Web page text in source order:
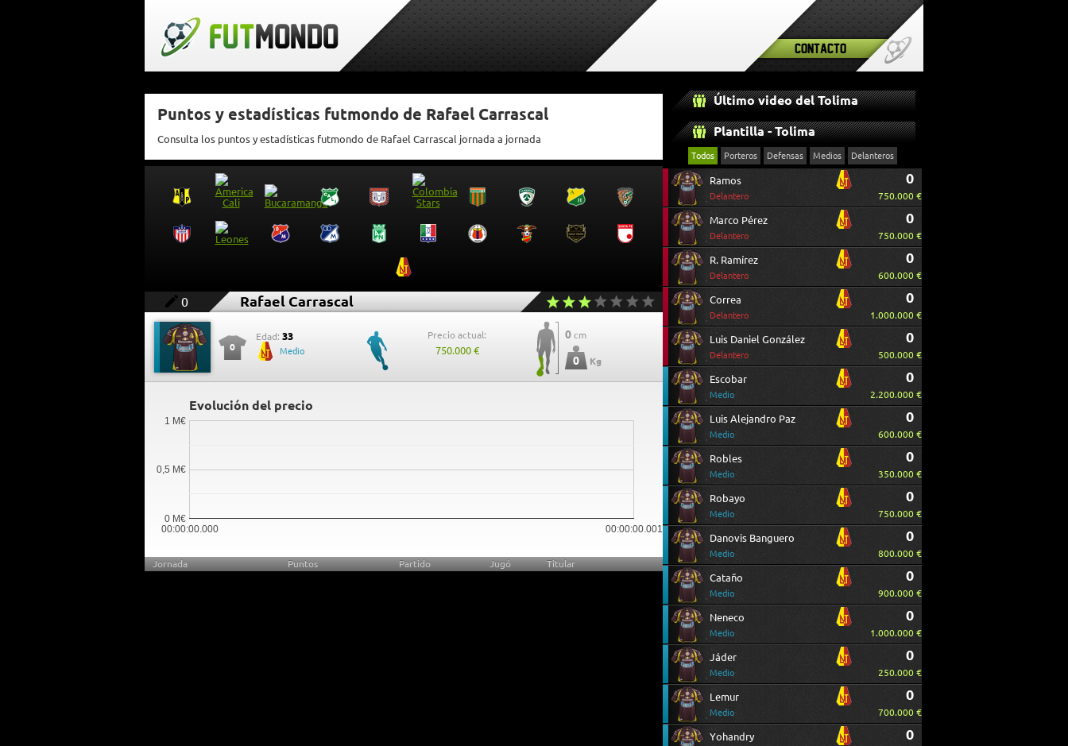
Contacto
Puntos y estadísticas futmondo de Rafael Carrascal
Consulta los puntos y estadísticas futmondo de Rafael Carrascal jornada a jornada
0 Rafael Carrascal
0
Edad: 33
Medio
Precio actual:
750.000 €
0 cm
0 Kg
Evolución del precio
00:00:00.000 00:00:00.001
0 M€
0,5 M€
1 M€
Jornada Puntos Partido Jugó Titular
Último video del Tolima
Plantilla - Tolima
Todos Porteros Defensas Medios Delanteros
Ramos
Delantero
0
750.000 €
Marco Pérez
Delantero
0
750.000 €
R. Ramírez
Delantero
0
600.000 €
Correa
Delantero
0
1.000.000 €
Luis Daniel González
Delantero
0
500.000 €
Escobar
Medio
0
2.200.000 €
Luis Alejandro Paz
Medio
0
600.000 €
Robles
Medio
0
350.000 €
Robayo
Medio
0
750.000 €
Danovis Banguero
Medio
0
800.000 €
Cataño
Medio
0
900.000 €
Neneco
Medio
0
1.000.000 €
Jáder
Medio
0
250.000 €
Lemur
Medio
0
700.000 €
Yohandry 0